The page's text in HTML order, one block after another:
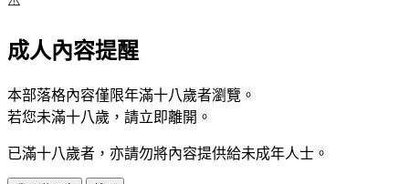
成人內容提醒
本部落格內容僅限年滿十八歲者瀏覽。
若您未滿十八歲，請立即離開。
已滿十八歲者，亦請勿將內容提供給未成年人士。